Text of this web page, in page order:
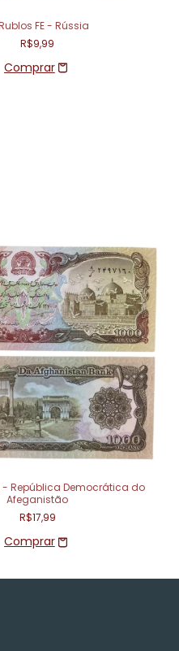
FE - Rússia
R$9,99
- República Democrática do
Afeganistão
R$17,99